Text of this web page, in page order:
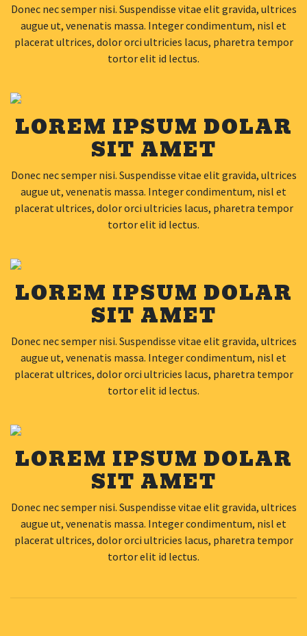
Donec nec semper nisi. Suspendisse vitae elit gravida, ultrices
augue ut, venenatis massa. Integer condimentum, nisl et
placerat ultrices, dolor orci ultricies lacus, pharetra tempor
tortor elit id lectus.
LOREM IPSUM DOLAR
SIT AMET
Donec nec semper nisi. Suspendisse vitae elit gravida, ultrices
augue ut, venenatis massa. Integer condimentum, nisl et
placerat ultrices, dolor orci ultricies lacus, pharetra tempor
tortor elit id lectus.
LOREM IPSUM DOLAR
SIT AMET
Donec nec semper nisi. Suspendisse vitae elit gravida, ultrices
augue ut, venenatis massa. Integer condimentum, nisl et
placerat ultrices, dolor orci ultricies lacus, pharetra tempor
tortor elit id lectus.
LOREM IPSUM DOLAR
SIT AMET
Donec nec semper nisi. Suspendisse vitae elit gravida, ultrices
augue ut, venenatis massa. Integer condimentum, nisl et
placerat ultrices, dolor orci ultricies lacus, pharetra tempor
tortor elit id lectus.